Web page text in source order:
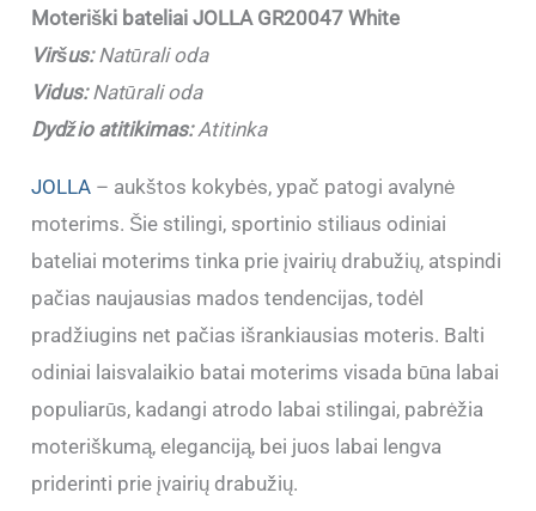
Moteriški bateliai JOLLA GR20047 White
Viršus:Natūrali oda
Vidus:Natūrali oda
Dydžio atitikimas:Atitinka
JOLLA – aukštos kokybės, ypač patogi avalynė
moterims. Šie stilingi, sportinio stiliaus odiniai
bateliai moterims tinka prie įvairių drabužių, atspindi
pačias naujausias mados tendencijas, todėl
pradžiugins net pačias išrankiausias moteris. Balti
odiniai laisvalaikio batai moterims visada būna labai
populiarūs, kadangi atrodo labai stilingai, pabrėžia
moteriškumą, eleganciją, bei juos labai lengva
priderinti prie įvairių drabužių.